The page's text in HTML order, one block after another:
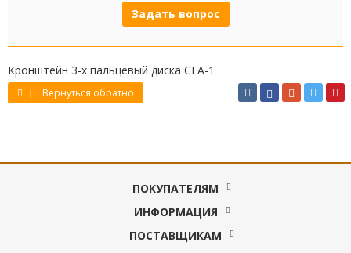
Задать вопрос
Кронштейн 3-х пальцевый диска СГА-1
Вернуться обратно
ПОКУПАТЕЛЯМ
ИНФОРМАЦИЯ
ПОСТАВЩИКАМ